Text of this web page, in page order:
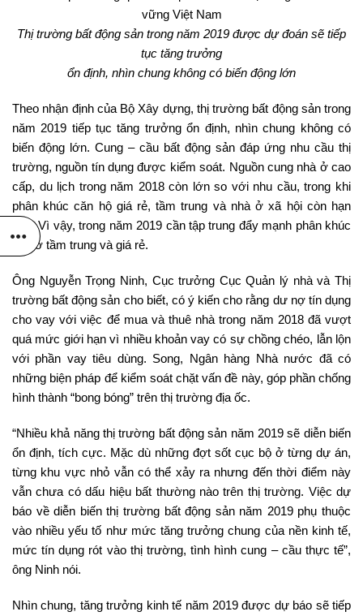
Thị trường bất động sản trong năm 2019 được dự đoán sẽ tiếp
tục tăng trưởng
ổn định, nhìn chung không có biến động lớn
Theo nhận định của Bộ Xây dựng, thị trường bất động sản trong
năm 2019 tiếp tục tăng trưởng ổn định, nhìn chung không có
biến động lớn. Cung – cầu bất động sản đáp ứng nhu cầu thị
trường, nguồn tín dụng được kiểm soát. Nguồn cung nhà ở cao
cấp, du lịch trong năm 2018 còn lớn so với nhu cầu, trong khi
phân khúc căn hộ giá rẻ, tầm trung và nhà ở xã hội còn hạn
chế. Vì vậy, trong năm 2019 cần tập trung đẩy mạnh phân khúc
nhà ở tầm trung và giá rẻ.
Ông Nguyễn Trọng Ninh, Cục trưởng Cục Quản lý nhà và Thị
trường bất động sản cho biết, có ý kiến cho rằng dư nợ tín dụng
cho vay với việc để mua và thuê nhà trong năm 2018 đã vượt
quá mức giới hạn vì nhiều khoản vay có sự chồng chéo, lẫn lộn
với phần vay tiêu dùng. Song, Ngân hàng Nhà nước đã có
những biện pháp để kiểm soát chặt vấn đề này, góp phần chống
hình thành “bong bóng” trên thị trường địa ốc.
“Nhiều khả năng thị trường bất động sản năm 2019 sẽ diễn biến
ổn định, tích cực. Mặc dù những đợt sốt cục bộ ở từng dự án,
từng khu vực nhỏ vẫn có thể xảy ra nhưng đến thời điểm này
vẫn chưa có dấu hiệu bất thường nào trên thị trường. Việc dự
báo về diễn biến thị trường bất động sản năm 2019 phụ thuộc
vào nhiều yếu tố như mức tăng trưởng chung của nền kinh tế,
mức tín dụng rót vào thị trường, tình hình cung – cầu thực tế”,
ông Ninh nói.
Nhìn chung, tăng trưởng kinh tế năm 2019 được dự báo sẽ tiếp